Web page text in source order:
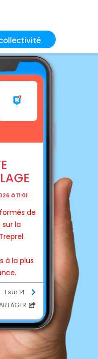
à 11:01
de
la
à la plus
en
1 sur 14